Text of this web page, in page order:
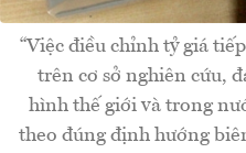
“Việc điều chỉnh tỷ giá
trên cơ sở nghiên cứu,
hình thế giới và trong
theo đúng định hướng